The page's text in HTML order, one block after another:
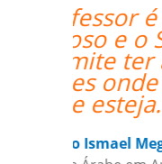
Thank
your